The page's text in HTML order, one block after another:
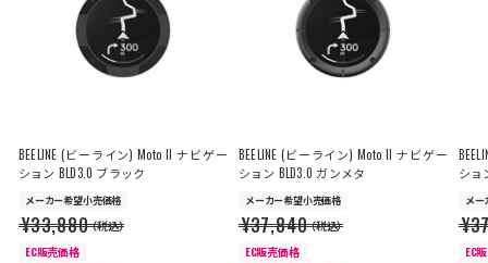
BEELINE (ビーライン) Moto II ナビゲー
ション BLD3.0 ブラック
メーカー希望小売価格
¥33,880（税込）
EC販売価格
BEELINE (ビーライン) Moto II ナビゲー
ション BLD3.0 ガンメタ
メーカー希望小売価格
¥37,840（税込）
EC販売価格
ショ
メー
EC